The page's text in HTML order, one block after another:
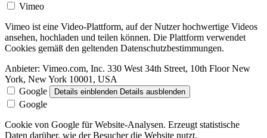
Vimeo
Vimeo ist eine Video-Plattform, auf der Nutzer hochwertige Videos
ansehen, hochladen und teilen können. Die Plattform verwendet
Cookies gemäß den geltenden Datenschutzbestimmungen.
Anbieter: Vimeo.com, Inc. 330 West 34th Street, 10th Floor New
York, New York 10001, USA
Google
Details einblenden Details ausblenden
Google
Cookie von Google für Website-Analysen. Erzeugt statistische
Daten darüber, wie der Besucher die Website nutzt.